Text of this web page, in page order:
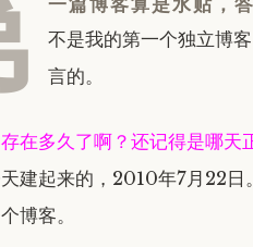
不是我的第一个独立博
言的。
在多久了啊？还记得是哪天
建起来的，2010年7月22日
博客。